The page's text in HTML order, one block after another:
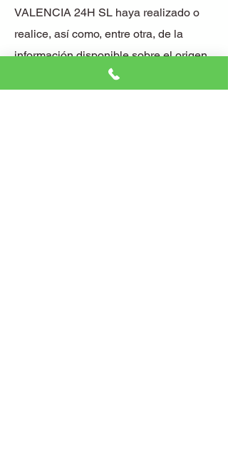
VALENCIA 24H SL haya realizado o
realice, así como, entre otra, de la
información disponible sobre el origen
de dichos datos y los destinatarios de